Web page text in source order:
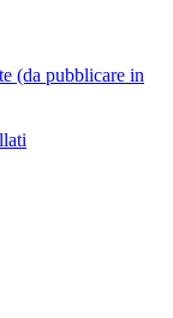
(da pubblicare in